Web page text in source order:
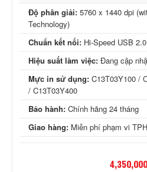
Độ phân giải: 5760 x 1440 dpi
Technology)
Chuẩn kết nối: Hi-Speed USB 2.0
Hiệu suất làm việc: Đang cập
Mực in sử dụng: C13T03Y100 /
/ C13T03Y400
Bảo hành: Chính hãng 24 tháng
Giao hàng: Miễn phí phạm vi